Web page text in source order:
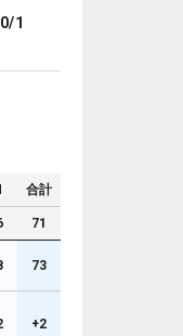
0/1
合計
71
73
+2